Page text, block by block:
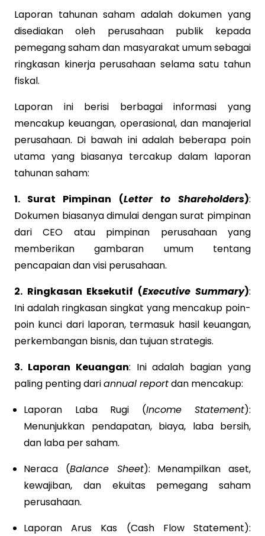
Laporan tahunan saham adalah dokumen yang
disediakan oleh perusahaan publik kepada
pemegang saham dan masyarakat umum sebagai
ringkasan kinerja perusahaan selama satu tahun
fiskal.
Laporan ini berisi berbagai informasi yang
mencakup keuangan, operasional, dan manajerial
perusahaan. Di bawah ini adalah beberapa poin
utama yang biasanya tercakup dalam laporan
tahunan saham:
1. Surat Pimpinan (Letter to Shareholders):
Dokumen biasanya dimulai dengan surat pimpinan
dari CEO atau pimpinan perusahaan yang
memberikan gambaran umum tentang
pencapaian dan visi perusahaan.
2. Ringkasan Eksekutif (Executive Summary):
Ini adalah ringkasan singkat yang mencakup poin-
poin kunci dari laporan, termasuk hasil keuangan,
perkembangan bisnis, dan tujuan strategis.
3. Laporan Keuangan: Ini adalah bagian yang
paling penting dariannual reportdan mencakup:
Laporan Laba Rugi (Income Statement):
Menunjukkan pendapatan, biaya, laba bersih,
dan laba per saham.
Neraca (Balance Sheet): Menampilkan aset,
kewajiban, dan ekuitas pemegang saham
perusahaan.
Laporan Arus Kas (Cash Flow Statement):